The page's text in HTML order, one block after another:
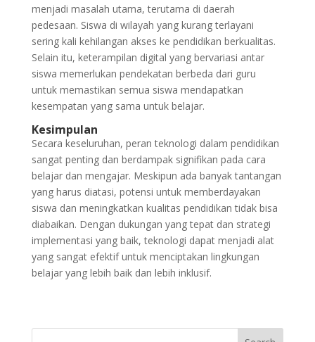
menjadi masalah utama, terutama di daerah
pedesaan. Siswa di wilayah yang kurang terlayani
sering kali kehilangan akses ke pendidikan berkualitas.
Selain itu, keterampilan digital yang bervariasi antar
siswa memerlukan pendekatan berbeda dari guru
untuk memastikan semua siswa mendapatkan
kesempatan yang sama untuk belajar.
Kesimpulan
Secara keseluruhan, peran teknologi dalam pendidikan
sangat penting dan berdampak signifikan pada cara
belajar dan mengajar. Meskipun ada banyak tantangan
yang harus diatasi, potensi untuk memberdayakan
siswa dan meningkatkan kualitas pendidikan tidak bisa
diabaikan. Dengan dukungan yang tepat dan strategi
implementasi yang baik, teknologi dapat menjadi alat
yang sangat efektif untuk menciptakan lingkungan
belajar yang lebih baik dan lebih inklusif.